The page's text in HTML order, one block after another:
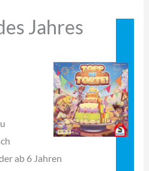
Jahres
ab 6 Jahren